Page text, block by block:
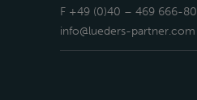
F +49 (0)40 – 469 666-80
info@lueders-partner.com